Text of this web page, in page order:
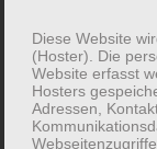
Diese Website
(Hoster). Die
Website erfasst
Hosters
Adressen,